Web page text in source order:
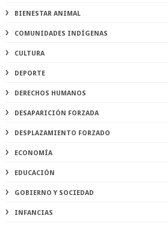
BIENESTAR ANIMAL
COMUNIDADES INDÍGENAS
CULTURA
DEPORTE
DERECHOS HUMANOS
DESAPARICIÓN FORZADA
DESPLAZAMIENTO FORZADO
ECONOMÍA
EDUCACIÓN
GOBIERNO Y SOCIEDAD
INFANCIAS